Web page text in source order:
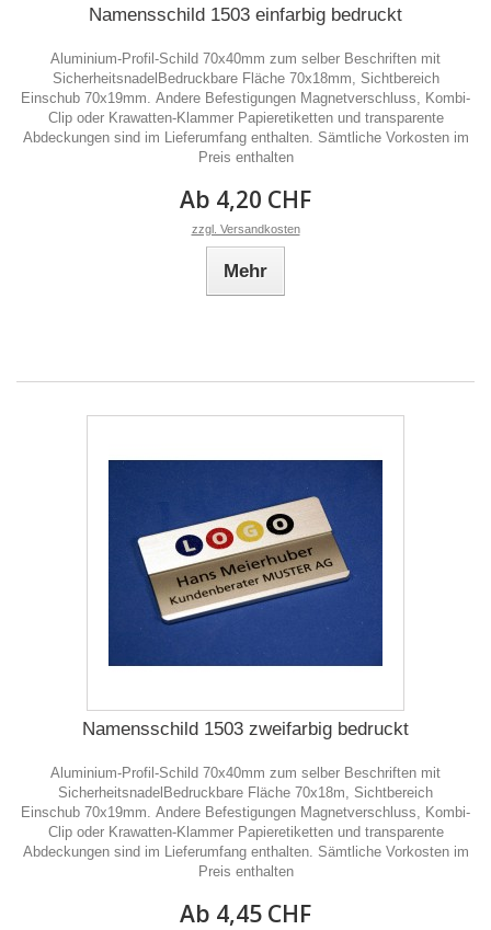
Namensschild 1503 einfarbig bedruckt
Aluminium-Profil-Schild 70x40mm zum selber Beschriften mit
SicherheitsnadelBedruckbare Fläche 70x18mm, Sichtbereich
Einschub 70x19mm. Andere Befestigungen Magnetverschluss, Kombi-
Clip oder Krawatten-Klammer Papieretiketten und transparente
Abdeckungen sind im Lieferumfang enthalten. Sämtliche Vorkosten im
Preis enthalten
Ab 4,20 CHF
zzgl. Versandkosten
Mehr
Namensschild 1503 zweifarbig bedruckt
Aluminium-Profil-Schild 70x40mm zum selber Beschriften mit
SicherheitsnadelBedruckbare Fläche 70x18m, Sichtbereich
Einschub 70x19mm. Andere Befestigungen Magnetverschluss, Kombi-
Clip oder Krawatten-Klammer Papieretiketten und transparente
Abdeckungen sind im Lieferumfang enthalten. Sämtliche Vorkosten im
Preis enthalten
Ab 4,45 CHF